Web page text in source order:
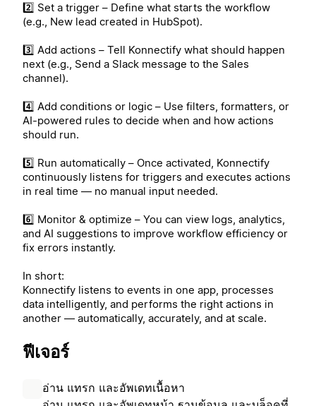
2️⃣ Set a trigger – Define what starts the workflow
(e.g., New lead created in HubSpot).
3️⃣ Add actions – Tell Konnectify what should happen
next (e.g., Send a Slack message to the Sales
channel).
4️⃣ Add conditions or logic – Use filters, formatters, or
AI-powered rules to decide when and how actions
should run.
5️⃣ Run automatically – Once activated, Konnectify
continuously listens for triggers and executes actions
in real time — no manual input needed.
6️⃣ Monitor & optimize – You can view logs, analytics,
and AI suggestions to improve workflow efficiency or
fix errors instantly.
In short:
Konnectify listens to events in one app, processes
data intelligently, and performs the right actions in
another — automatically, accurately, and at scale.
ฟีเจอร์
อ่าน แทรก และอัพเดทเนื้อหา